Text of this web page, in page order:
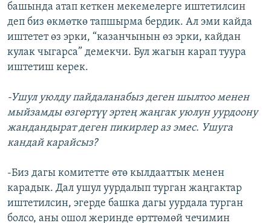
башында атап кеткен мекемелерге иштетилсин
деп биз өкмөткө тапшырма бердик. Ал эми кайда
иштетет өз эрки, “казанчынын өз эрки, кайдан
кулак чыгарса” демекчи. Бул жагын карап туура
иштетиш керек.
-Ушул уюлду пайдаланабыз деген шылтоо менен
мыйзамды өзгөртүү эртең жаңгак уюлун уурдоону
жандандырат деген пикирлер аз эмес. Ушуга
кандай карайсыз?
-Биз дагы комитетте өтө кылдааттык менен
карадык. Дал ушул уурдалып турган жаңгактар
иштетилсин, эгерде башка дагы уурдала турган
болсо, аны ошол жеринде өрттөмөй чечимин